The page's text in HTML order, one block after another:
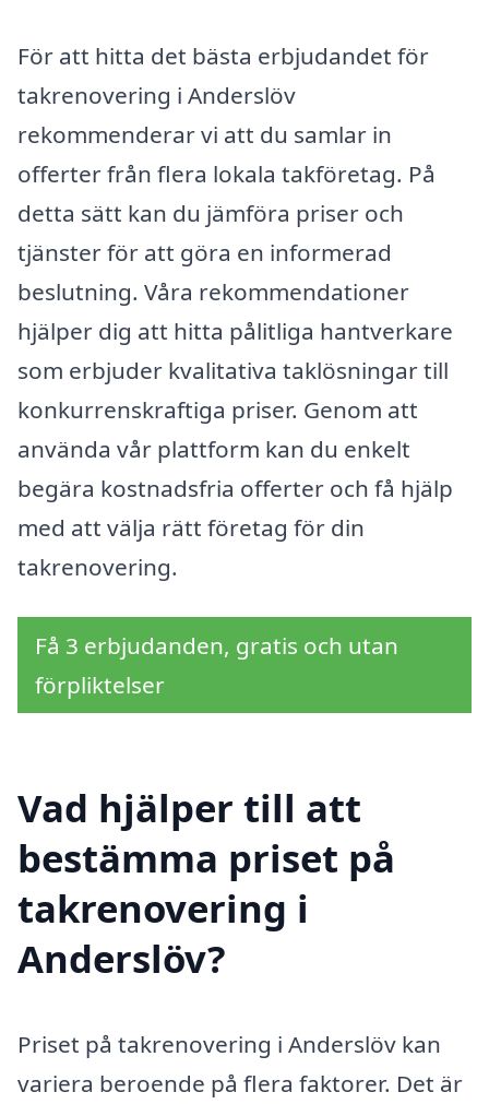
För att hitta det bästa erbjudandet för
takrenovering i Anderslöv
rekommenderar vi att du samlar in
offerter från flera lokala takföretag. På
detta sätt kan du jämföra priser och
tjänster för att göra en informerad
beslutning. Våra rekommendationer
hjälper dig att hitta pålitliga hantverkare
som erbjuder kvalitativa taklösningar till
konkurrenskraftiga priser. Genom att
använda vår plattform kan du enkelt
begära kostnadsfria offerter och få hjälp
med att välja rätt företag för din
takrenovering.
Få 3 erbjudanden, gratis och utan
förpliktelser
Vad hjälper till att
bestämma priset på
takrenovering i
Anderslöv?
Priset på takrenovering i Anderslöv kan
variera beroende på flera faktorer. Det är